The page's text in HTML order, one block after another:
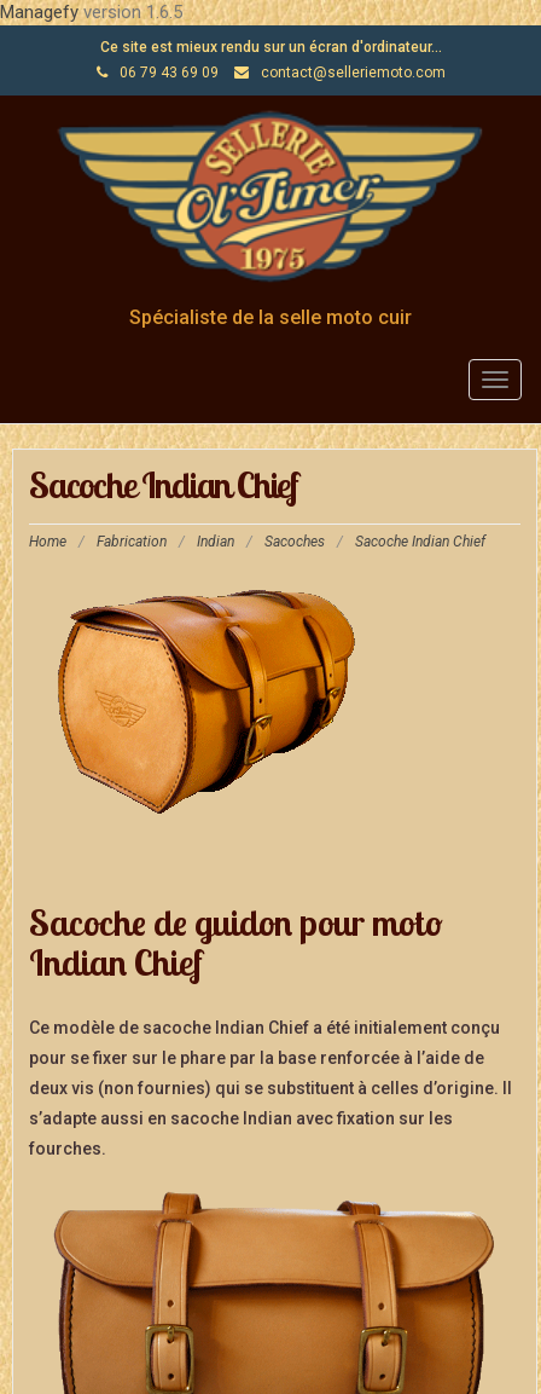
Managefyversion 1.6.5
Ce site est mieux rendu sur un écran d'ordinateur...
06 79 43 69 09
contact@selleriemoto.com
Spécialiste de la selle moto cuir
Sacoche Indian Chief
Home / Fabrication / Indian / Sacoches / Sacoche Indian Chief
Sacoche de guidon pour moto
Indian Chief
Ce modèle de sacoche Indian Chief a été initialement conçu
pour se fixer sur le phare par la base renforcée à l’aide de
deux vis (non fournies) qui se substituent à celles d’origine. Il
s’adapte aussi en sacoche Indian avec fixation sur les
fourches.